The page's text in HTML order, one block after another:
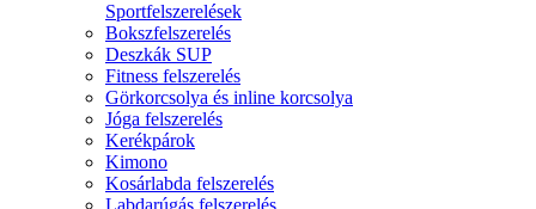
Sportfelszerelések
Bokszfelszerelés
Deszkák SUP
Fitness felszerelés
Görkorcsolya és inline korcsolya
Jóga felszerelés
Kerékpárok
Kimono
Kosárlabda felszerelés
Labdarúgás felszerelés